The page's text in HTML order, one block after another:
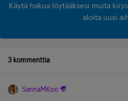
Käytä hakua löytääksesi muita
aloita uusi
3 kommenttia
SannaMKoo